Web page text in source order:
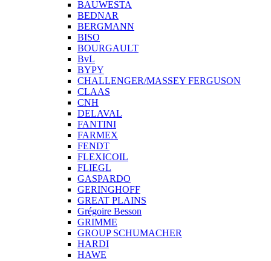
BAUWESTA
BEDNAR
BERGMANN
BISO
BOURGAULT
BvL
BYPY
CHALLENGER/MASSEY FERGUSON
CLAAS
CNH
DELAVAL
FANTINI
FARMEX
FENDT
FLEXICOIL
FLIEGL
GASPARDO
GERINGHOFF
GREAT PLAINS
Grégoire Besson
GRIMME
GROUP SCHUMACHER
HARDI
HAWE